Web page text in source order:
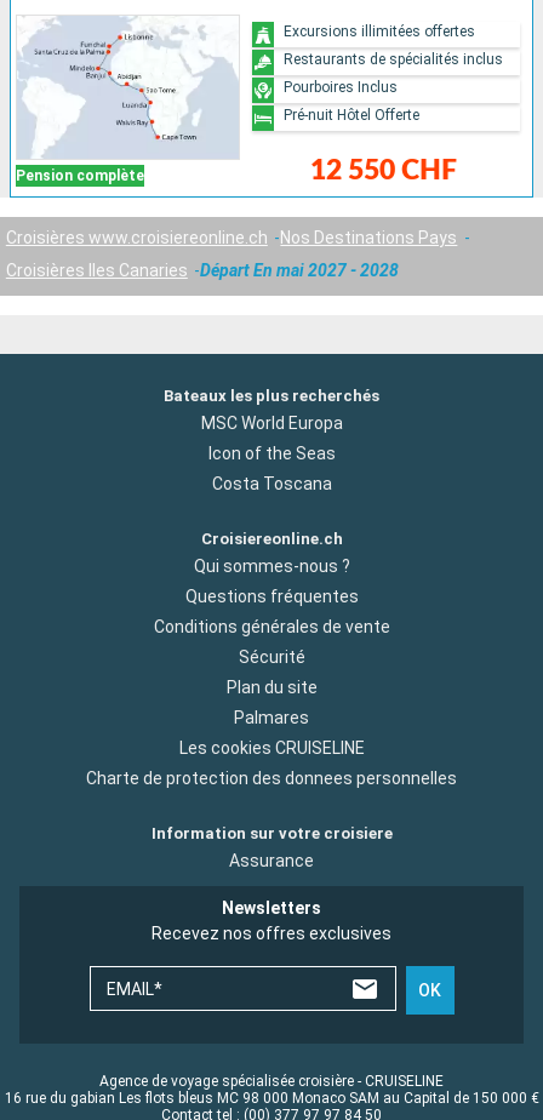
Pension complète 12 550 CHF
Excursions illimitées offertes
Restaurants de spécialités inclus
Pourboires Inclus
Pré-nuit Hôtel Offerte
Croisières www.croisiereonline.ch
Nos Destinations Pays
Croisières Iles Canaries
Départ En mai 2027 - 2028
Bateaux les plus recherchés
MSC World Europa
Icon of the Seas
Costa Toscana
Croisiereonline.ch
Qui sommes-nous ?
Questions fréquentes
Conditions générales de vente
Sécurité
Plan du site
Palmares
Les cookies CRUISELINE
Charte de protection des donnees personnelles
Information sur votre croisiere
Assurance
Newsletters
Recevez nos offres exclusives
EMAIL* OK
Agence de voyage spécialisée croisière - CRUISELINE
16 rue du gabian Les flots bleus MC 98 000 Monaco SAM au Capital de 150 000 €
Contact tel : (00) 377 97 97 84 50